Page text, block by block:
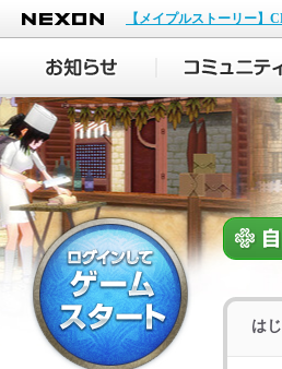
NEXON
【メイプルストーリー】
は